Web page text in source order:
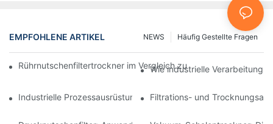
EMPFOHLENE ARTIKEL Häufig Gestellte Fragen
NEWS
Rührnutschenfiltertrockner im Vergleich zu anderen
Wie industrielle
Industrielle Prozessausrüstung: Innovationen, die die Zukunft
Filtrations- und